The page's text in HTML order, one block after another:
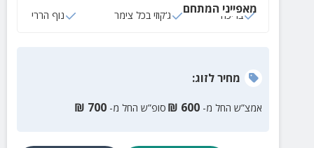
מאפייני המתחם
בריכה ג‘קוזי בכל צימר נוף הררי
מחירלזוג:
אמצ”ש החל מ- 600
₪ סופ”ש החל מ- 700
₪